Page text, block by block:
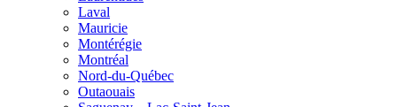
Laval
Mauricie
Montérégie
Montréal
Nord-du-Québec
Outaouais